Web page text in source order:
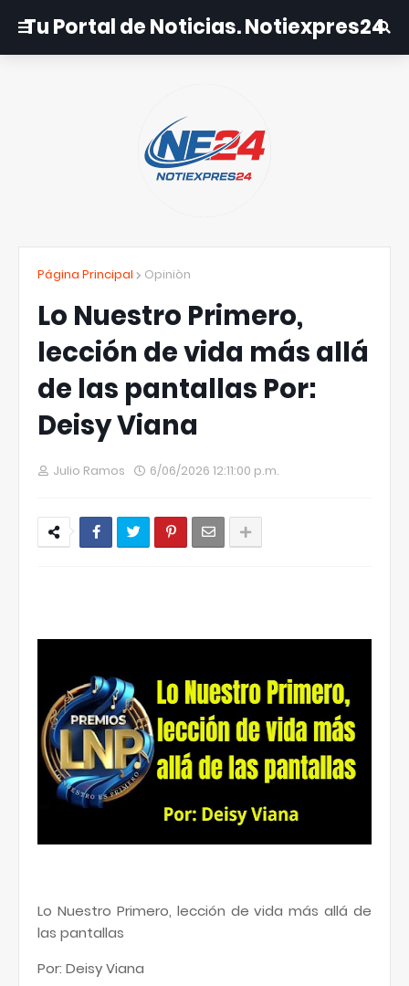
Tu Portal de Noticias. Notiexpres24
Página Principal Opiniòn
Lo Nuestro Primero,
lección de vida más allá
de las pantallas Por:
Deisy Viana
Julio Ramos 6/06/2026 12:11:00 p.m.
Lo Nuestro Primero, lección de vida más allá de
las pantallas
Por: Deisy Viana